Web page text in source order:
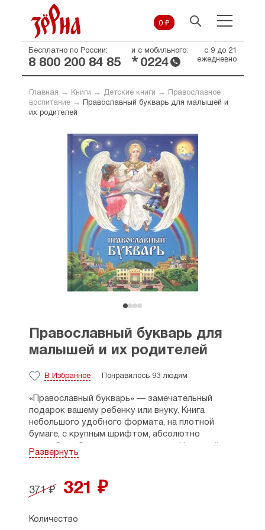
0 ₽
Бесплатно по России:
8 800 200 84 85
и с мобильного:
* 0224
с 9 до 21
ежедневно
Главная → Книги → Детские книги →
Православное
воспитание→
Православный букварь для малышей и
их родителей
Православный букварь для
малышей и их родителей
В Избранное Понравилось 93 людям
«Православный букварь» — замечательный
подарок вашему ребенку или внуку. Книга
небольшого удобного формата, на плотной
бумаге, с крупным шрифтом, абсолютно
Климовой. Все тексты сопровождаются
художников или фрагментами известных
иконописных образов.
малыша проводником не только в мир грамоты,
Развернуть
371 ₽ 321 ₽
Количество